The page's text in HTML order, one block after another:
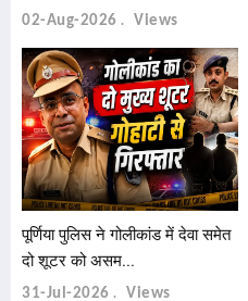
02-Aug-2026 Views
पूर्णिया पुलिस ने गोलीकांड में देवा समेत
दो शूटर को असम...
31-Jul-2026 Views